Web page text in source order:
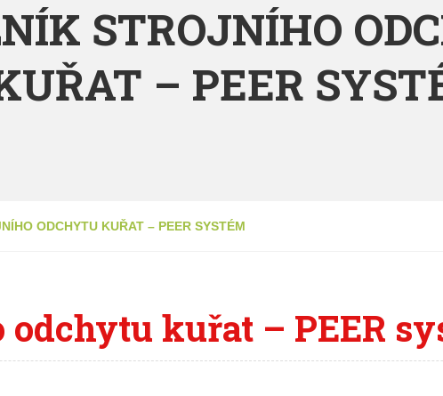
STROJNÍHO
– PEER
ODCHYTU KUŘAT – PEER SYSTÉM
kuřat – PEER